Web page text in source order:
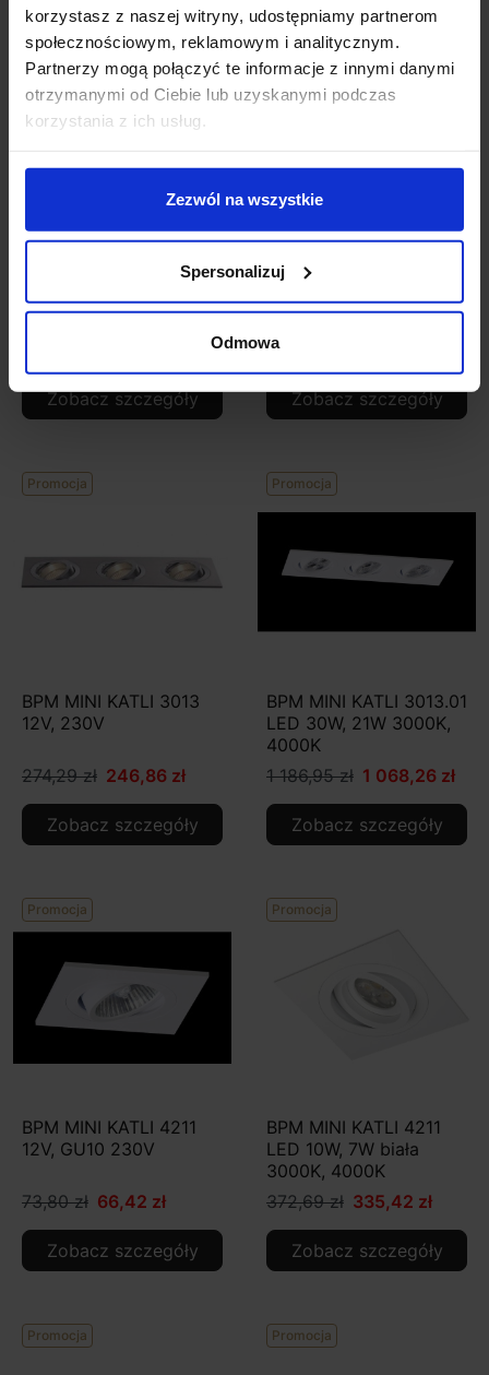
korzystasz z naszej witryny, udostępniamy partnerom
społecznościowym, reklamowym i analitycznym.
Partnerzy mogą połączyć te informacje z innymi danymi
otrzymanymi od Ciebie lub uzyskanymi podczas
korzystania z ich usług.
Zezwól na wszystkie
Spersonalizuj
Odmowa
Promocja
BPM MINI KATLI 3012
12V, 230V alu
szczotkowane
Zobacz szczegóły
BPM MINI KATLI 3012.01
LED 2x10W, 2x7W
3000K, 4000K
793,35 zł
Zobacz szczegóły
Promocja
BPM MINI KATLI 3013
12V, 230V
274,29 zł 246,86 zł
Zobacz szczegóły
Promocja
BPM MINI KATLI 3013.01
LED 30W, 21W 3000K,
4000K
1 186,95 zł 1 068,26 zł
Zobacz szczegóły
Promocja
BPM MINI KATLI 4211
12V, GU10 230V
73,80 zł 66,42 zł
Zobacz szczegóły
Promocja
BPM MINI KATLI 4211
LED 10W, 7W biała
3000K, 4000K
372,69 zł 335,42 zł
Zobacz szczegóły
Promocja Promocja